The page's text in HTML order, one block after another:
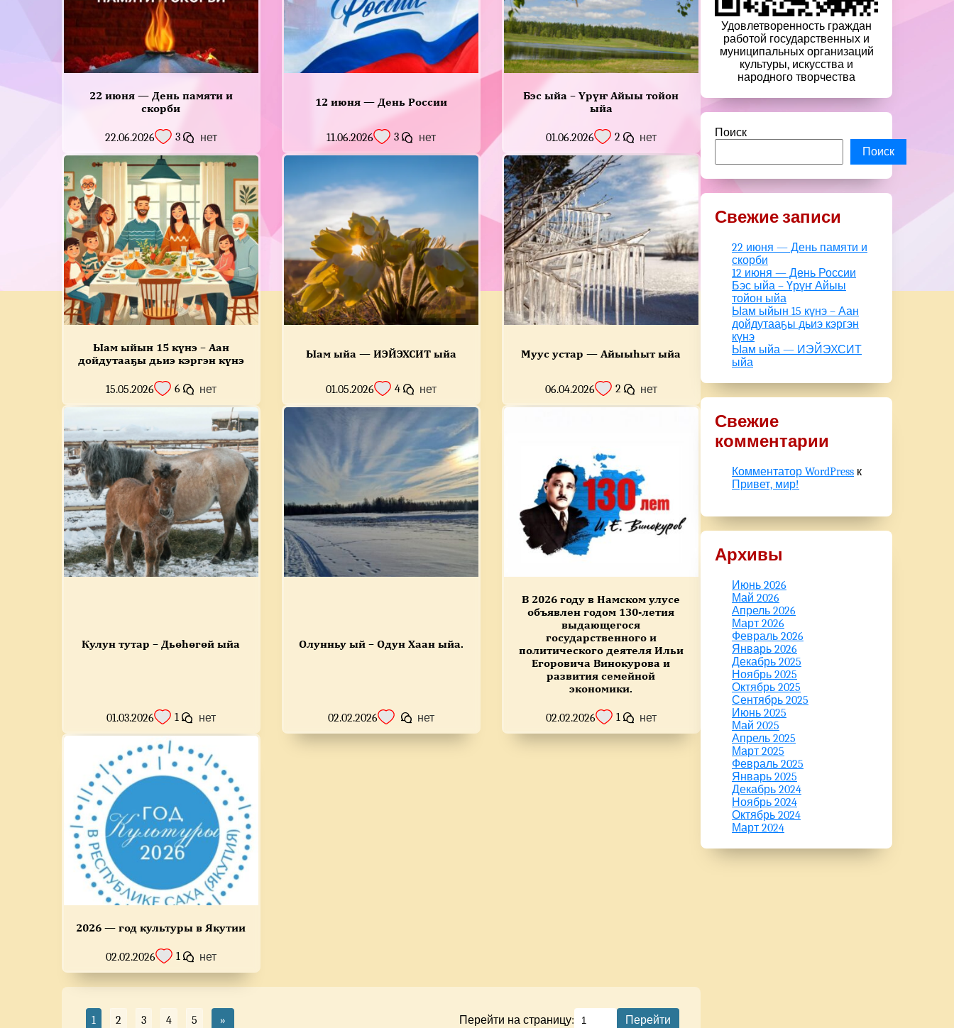
22 июня — День памяти и
скорби
22.06.2026 3 нет
12 июня — День России
11.06.2026 3 нет
Бэс ыйа – Үрүҥ Айыы тойон
ыйа
01.06.2026 2 нет
Ыам ыйын 15 күнэ – Аан
дойдутааҕы дьиэ кэргэн күнэ
15.05.2026 6 нет
Ыам ыйа — ИЭЙЭХСИТ ыйа
01.05.2026 4 нет
Муус устар — Айыыһыт ыйа
06.04.2026 2 нет
Кулун тутар – Дьөһөгөй ыйа
01.03.2026 1 нет
Олунньу ый – Одун Хаан ыйа.
02.02.2026 нет
В 2026 году в Намском улусе
объявлен годом 130-летия
выдающегося
государственного и
политического деятеля Ильи
Егоровича Винокурова и
развития семейной
экономики.
02.02.2026 1 нет
2026 — год культуры в Якутии
02.02.2026 1 нет
1 2 3 4 5 » Перейти на страницу: Перейти
Удовлетворенность граждан
работой государственных и
муниципальных организаций
культуры, искусства и
народного творчества
Поиск
Поиск
Свежие записи
22 июня — День памяти и
скорби
12 июня — День России
Бэс ыйа – Үрүҥ Айыы
тойон ыйа
Ыам ыйын 15 күнэ – Аан
дойдутааҕы дьиэ кэргэн
күнэ
Ыам ыйа — ИЭЙЭХСИТ
ыйа
Свежие
комментарии
Комментатор WordPress к
Привет, мир!
Архивы
Июнь 2026
Май 2026
Апрель 2026
Март 2026
Февраль 2026
Январь 2026
Декабрь 2025
Ноябрь 2025
Октябрь 2025
Сентябрь 2025
Июнь 2025
Май 2025
Апрель 2025
Март 2025
Февраль 2025
Январь 2025
Декабрь 2024
Ноябрь 2024
Октябрь 2024
Март 2024